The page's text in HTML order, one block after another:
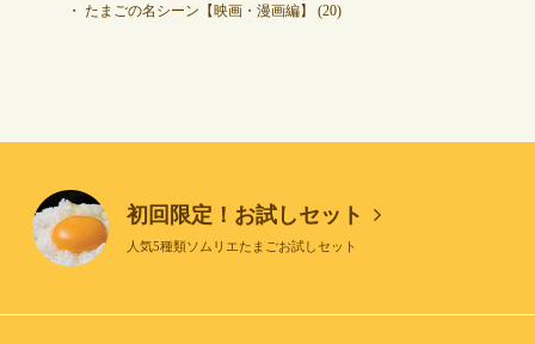
たまごの名シーン【映画・漫画編】
(20)
初回限定！お試しセット
人気5種類ソムリエたまごお試しセット